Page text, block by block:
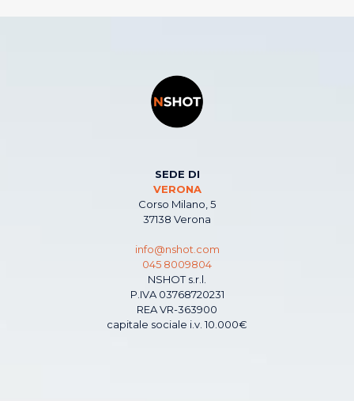
SEDE DI
VERONA
Corso Milano, 5
37138 Verona
info@nshot.com
045 8009804
NSHOT s.r.l.
P.IVA 03768720231
REA VR-363900
capitale sociale i.v. 10.000€